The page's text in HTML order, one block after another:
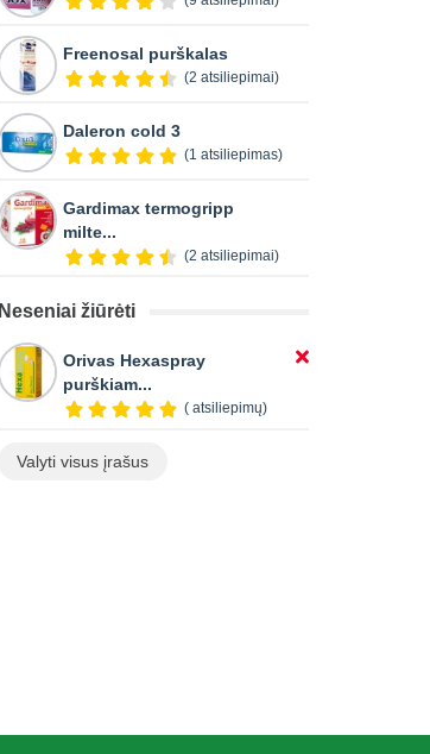
Freenosal purškalas
(2 atsiliepimai)
Daleron cold 3
(1 atsiliepimas)
Gardimax termogripp
milte...
(2 atsiliepimai)
Neseniai žiūrėti
Orivas Hexaspray
purškiam...
( atsiliepimų)
Valyti visus įrašus